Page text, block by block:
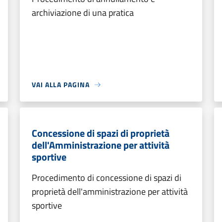
archiviazione di una pratica
VAI ALLA PAGINA
Concessione di spazi di proprietà
dell'Amministrazione per attività
sportive
Procedimento di concessione di spazi di
proprietà dell'amministrazione per attività
sportive